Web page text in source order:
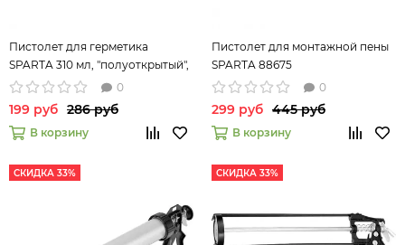
Пистолет для герметика
SPARTA 310 мл, "полуоткрытый",
круглый шток 7 мм, утолщенные
стенки 886365
0
199 руб 286 руб
В корзину
Пистолет для монтажной пены
SPARTA 88675
0
299 руб 445 руб
В корзину
СКИДКА 33% СКИДКА 33%